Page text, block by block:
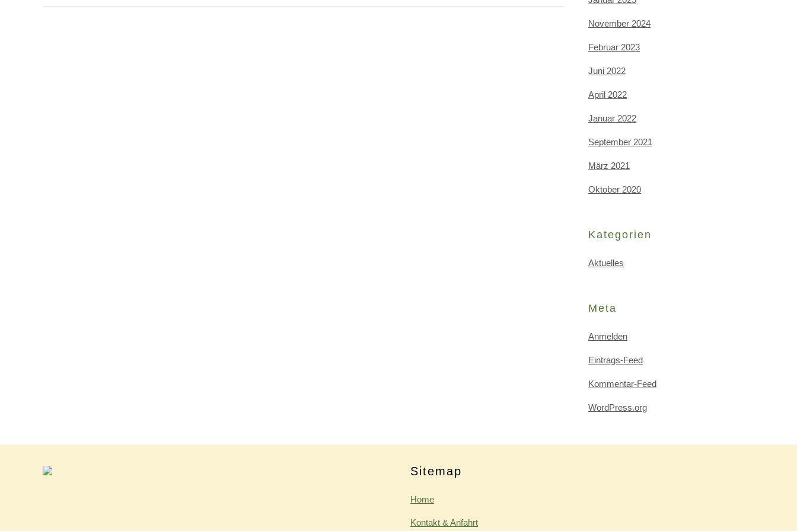
November 2024
Februar 2023
Juni 2022
April 2022
Januar 2022
September 2021
März 2021
Oktober 2020
Kategorien
Aktuelles
Meta
Anmelden
Eintrags-Feed
Kommentar-Feed
WordPress.org
Sitemap
Home
Kontakt & Anfahrt